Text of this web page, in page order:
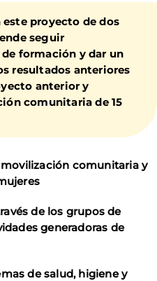
este proyecto de dos
seguir
formación y dar un
resultados anteriores
anterior y
comunitaria de 15
comunitaria y
de los grupos de
generadoras de
de salud, higiene y